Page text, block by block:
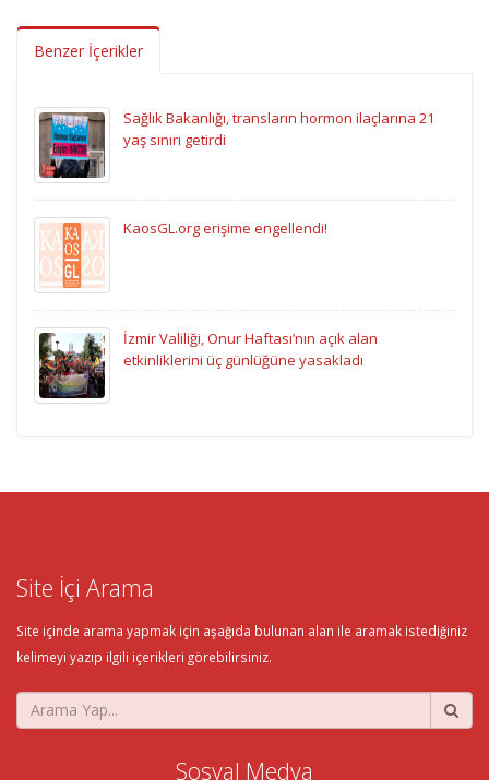
Benzer İçerikler
Sağlık Bakanlığı, transların hormon ilaçlarına 21
yaş sınırı getirdi
KaosGL.org erişime engellendi!
İzmir Valiliği, Onur Haftası’nın açık alan
etkinliklerini üç günlüğüne yasakladı
Site İçi Arama
Site içinde arama yapmak için aşağıda bulunan alan ile aramak istediğiniz
kelimeyi yazıp ilgili içerikleri görebilirsiniz.
Sosyal Medya